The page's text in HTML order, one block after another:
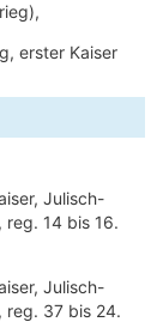
erster Kaiser
Julisch-
reg. 14 bis 16.
Julisch-
reg. 37 bis 24.